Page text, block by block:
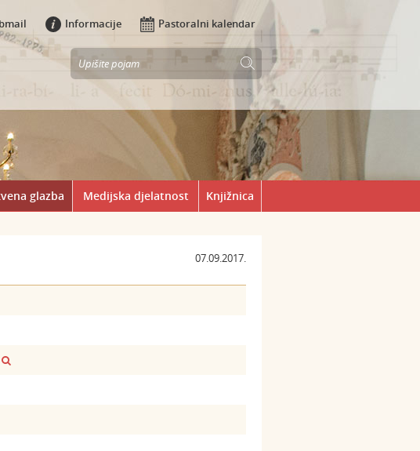
Informacije Pastoralni kalendar
glazba Medijska djelatnost Knjižnica
07.09.2017.